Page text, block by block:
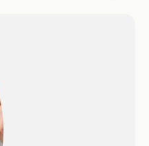
et réglable
à la taille
zippées sur la
et les mains
pour forfait de ski
réglables
confortables